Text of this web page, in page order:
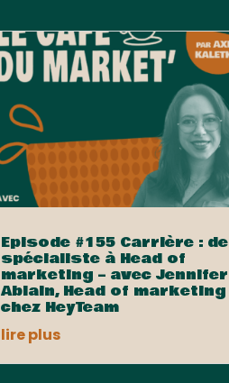
Episode #155 Carrière : de
spécialiste à Head of
marketing – avec Jennifer
Ablain, Head of marketing
chez HeyTeam
lire plus